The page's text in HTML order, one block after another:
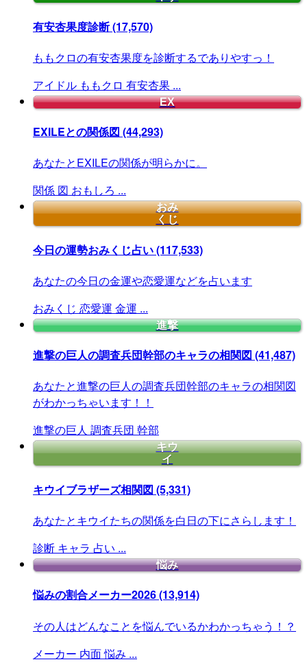
有安杏果度診断(17,570)
ももクロの有安杏果度を診断するでありやすっ！
アイドル ももクロ 有安杏果 ...
EX
EXILEとの関係図 (44,293)
あなたとEXILEの関係が明らかに。
関係 図 おもしろ ...
おみ
くじ
今日の運勢おみくじ占い(117,533)
あなたの今日の金運や恋愛運などを占います
おみくじ 恋愛運 金運 ...
進撃
進撃の巨人の調査兵団幹部のキャラの相関図 (41,487)
あなたと進撃の巨人の調査兵団幹部のキャラの相関図
がわかっちゃいます！！
進撃の巨人 調査兵団 幹部
キウ
イ
キウイブラザーズ相関図 (5,331)
あなたとキウイたちの関係を白日の下にさらします！
診断 キャラ 占い ...
悩み
悩みの割合メーカー2026(13,914)
その人はどんなことを悩んでいるかわかっちゃう！？
メーカー 内面悩み ...